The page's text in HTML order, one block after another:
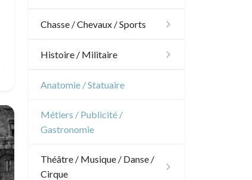
Pierre-Joseph Redouté
Animaux sauvages
Architecture
Chasse / Chevaux / Sports
Chasse
Histoire / Militaire
Militaire
Napoléon et Empire
Anatomie / Statuaire
Métiers / Publicité /
Gastronomie
Théâtre / Musique / Danse /
Cirque